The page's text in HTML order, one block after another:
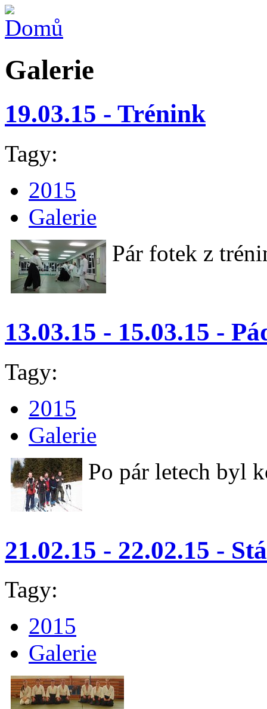
Galerie
19.03.15 - Trénink
Tagy:
2015
Galerie
Pár fotek z
13.03.15 - 15.03.15 -
Tagy:
2015
Galerie
Po pár letech byl
21.02.15 - 22.02.15 -
Tagy:
2015
Galerie